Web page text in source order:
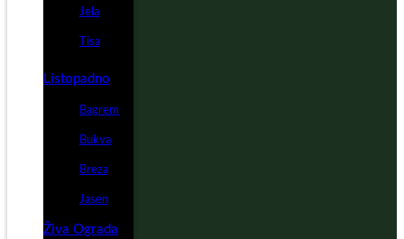
Jela
Tisa
Listopadno
Bagrem
Bukva
Breza
Jasen
Živa Ograda